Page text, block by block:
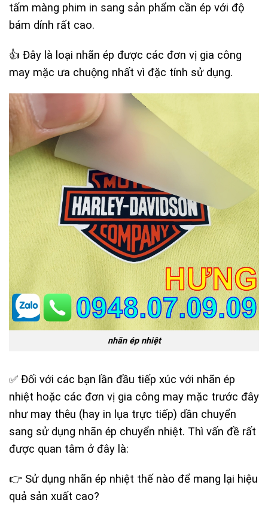
tấm màng phim in sang sản phẩm cần ép với độ
bám dính rất cao.
👍 Đây là loại nhãn ép được các đơn vị gia công
may mặc ưa chuộng nhất vì đặc tính sử dụng.
nhãn ép nhiệt
✅ Đối với các bạn lần đầu tiếp xúc với nhãn ép
nhiệt hoặc các đơn vị gia công may mặc trước đây
như may thêu (hay in lụa trực tiếp) dần chuyển
sang sử dụng nhãn ép chuyển nhiệt. Thì vấn đề rất
được quan tâm ở đây là:
👉 Sử dụng nhãn ép nhiệt thế nào để mang lại hiệu
quả sản xuất cao?